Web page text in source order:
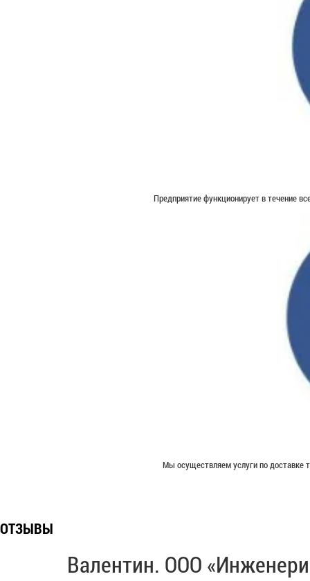
Предприятие функционирует в течение
Мы осуществляем услуги по доставке
ОТЗЫВЫ
Валентин. ООО